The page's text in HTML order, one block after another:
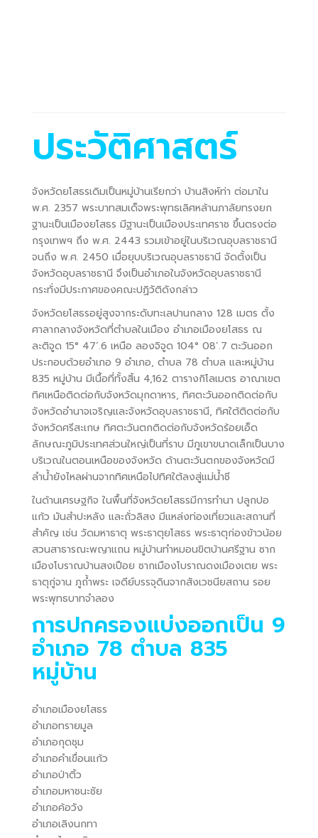
ประวัติศาสตร์
จังหวัดยโสธรเดิมเป็นหมู่บ้านเรียกว่า บ้านสิงห์ท่า ต่อมาใน
พ.ศ. 2357 พระบาทสมเด็จพระพุทธเลิศหล้านภาลัยทรงยก
ฐานะเป็นเมืองยโสธร มีฐานะเป็นเมืองประเทศราช ขึ้นตรงต่อ
กรุงเทพฯ ถึง พ.ศ. 2443 รวมเข้าอยู่ในบริเวณอุบลราชธานี
จนถึง พ.ศ. 2450 เมื่อยุบบริเวณอุบลราชธานี จัดตั้งเป็น
จังหวัดอุบลราชธานี จึงเป็นอำเภอในจังหวัดอุบลราชธานี
กระทั่งมีประกาศของคณะปฏิวัติดังกล่าว
จังหวัดยโสธรอยู่สูงจากระดับทะเลปานกลาง 128 เมตร ตั้ง
ศาลากลางจังหวัดที่ตำบลในเมือง อำเภอเมืองยโสธร ณ
ละติจูด 15° 47´.6 เหนือ ลองจิจูด 104° 08´.7 ตะวันออก
ประกอบด้วยอำเภอ 9 อำเภอ, ตำบล 78 ตำบล และหมู่บ้าน
835 หมู่บ้าน มีเนื้อที่ทั้งสิ้น 4,162 ตารางกิโลเมตร อาณาเขต
ทิศเหนือติดต่อกับจังหวัดมุกดาหาร, ทิศตะวันออกติดต่อกับ
จังหวัดอำนาจเจริญและจังหวัดอุบลราชธานี, ทิศใต้ติดต่อกับ
จังหวัดศรีสะเกษ ทิศตะวันตกติดต่อกับจังหวัดร้อยเอ็ด
ลักษณะภูมิประเทศส่วนใหญ่เป็นที่ราบ มีภูเขาขนาดเล็กเป็นบาง
บริเวณในตอนเหนือของจังหวัด ด้านตะวันตกของจังหวัดมี
ลำน้ำยังไหลผ่านจากทิศเหนือไปทิศใต้ลงสู่แม่น้ำชี
ในด้านเศรษฐกิจ ในพื้นที่จังหวัดยโสธรมีการทำนา ปลูกปอ
แก้ว มันสำปะหลัง และถั่วลิสง มีแหล่งท่องเที่ยวและสถานที่
สำคัญ เช่น วัดมหาธาตุ พระธาตุยโสธร พระธาตุก่องข้าวน้อย
สวนสาธารณะพญาแถน หมู่บ้านทำหมอนขิตบ้านศรีฐาน ซาก
เมืองโบราณบ้านสงเปือย ซากเมืองโบราณดงเมืองเตย พระ
ธาตุกู่จาน ภูถ้ำพระ เจดีย์บรรจุดินจากสังเวชนียสถาน รอย
พระพุทธบาทจำลอง
การปกครองแบ่งออกเป็น 9
อำเภอ 78 ตำบล 835
หมู่บ้าน
อำเภอเมืองยโสธร
อำเภอทรายมูล
อำเภอกุดชุม
อำเภอคำเขื่อนแก้ว
อำเภอป่าติ้ว
อำเภอมหาชนะชัย
อำเภอค้อวัง
อำเภอเลิงนกทา